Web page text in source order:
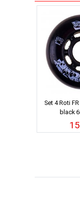
Set 4 Roti
black